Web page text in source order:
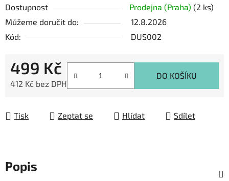
Dostupnost Prodejna (Praha) (2 ks)
Můžeme doručit do:
12.8.2026
Kód:
DUS002
499 Kč
412 Kč bez DPH
DO KOŠÍKU
Tisk Zeptat se Hlídat Sdílet
Popis